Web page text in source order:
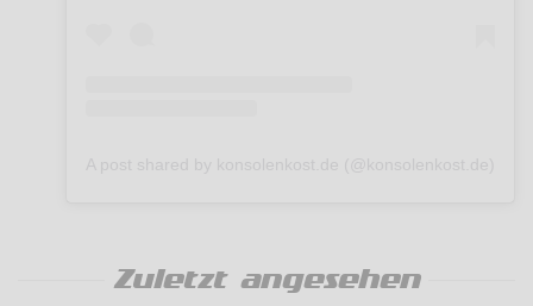
Zuletzt angesehen